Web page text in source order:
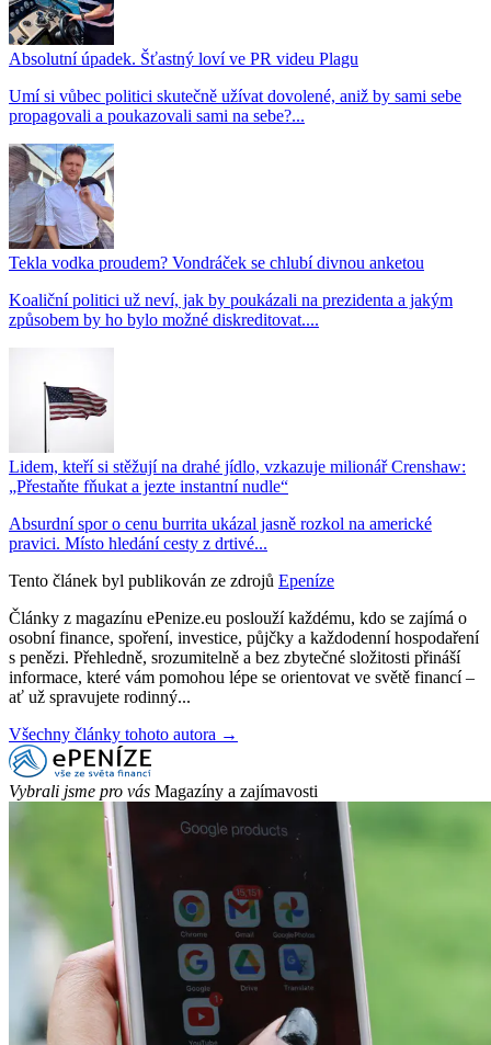
Absolutní úpadek. Šťastný loví ve PR videu Plagu
Umí si vůbec politici skutečně užívat dovolené, aniž by sami sebe
propagovali a poukazovali sami na sebe?...
Tekla vodka proudem? Vondráček se chlubí divnou anketou
Koaliční politici už neví, jak by poukázali na prezidenta a jakým
způsobem by ho bylo možné diskreditovat....
Lidem, kteří si stěžují na drahé jídlo, vzkazuje milionář Crenshaw:
„Přestaňte fňukat a jezte instantní nudle“
Absurdní spor o cenu burrita ukázal jasně rozkol na americké
pravici. Místo hledání cesty z drtivé...
Tento článek byl publikován ze zdrojů Epeníze
Články z magazínu ePenize.eu poslouží každému, kdo se zajímá o
osobní finance, spoření, investice, půjčky a každodenní hospodaření
s penězi. Přehledně, srozumitelně a bez zbytečné složitosti přináší
informace, které vám pomohou lépe se orientovat ve světě financí –
ať už spravujete rodinný...
Všechny články tohoto autora →
Vybrali jsme pro vás Magazíny a zajímavosti